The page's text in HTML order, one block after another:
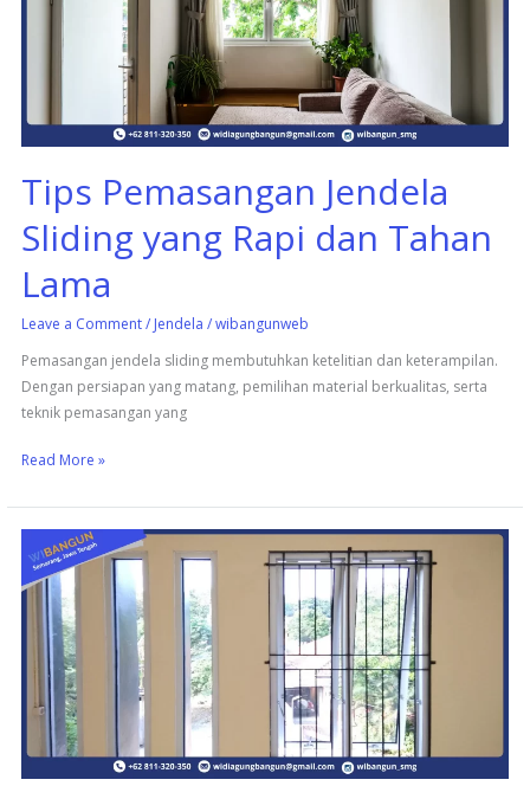
Tips Pemasangan Jendela
Sliding yang Rapi dan Tahan
Lama
Leave a Comment / Jendela /wibangunweb
Pemasangan jendela sliding membutuhkan ketelitian dan keterampilan.
Dengan persiapan yang matang, pemilihan material berkualitas, serta
teknik pemasangan yang
yang
Read More »
Pemasangan
Jendela
Aluminium
Minimalis:
Tampil
Stylish
Fungsional